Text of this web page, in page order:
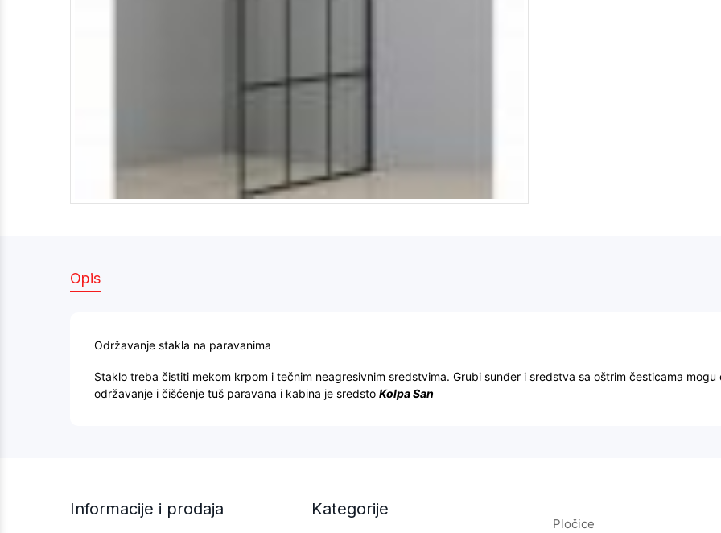
Opis
Održavanje stakla na paravanima
Staklo treba čistiti mekom krpom i tečnim neagresivnim sredstvima. Grubi sunđer i sredstva sa oštrim česticama
održavanje i čišćenje tuš paravana i kabina je sredsto Kolpa San
Informacije i prodaja Kategorije
Pločice